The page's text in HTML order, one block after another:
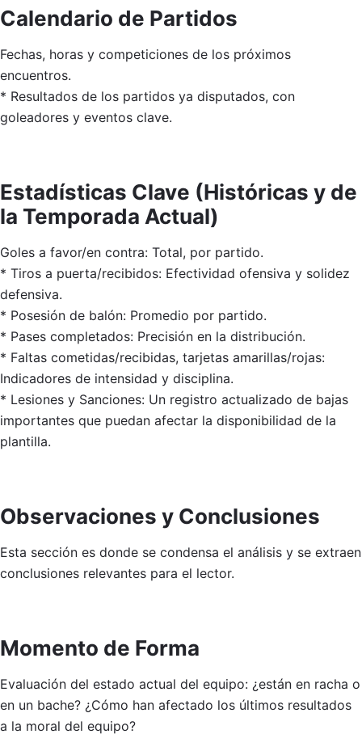
Calendario de Partidos
Fechas, horas y competiciones de los próximos
encuentros.
* Resultados de los partidos ya disputados, con
goleadores y eventos clave.
Estadísticas Clave (Históricas y de
la Temporada Actual)
Goles a favor/en contra: Total, por partido.
* Tiros a puerta/recibidos: Efectividad ofensiva y solidez
defensiva.
* Posesión de balón: Promedio por partido.
* Pases completados: Precisión en la distribución.
* Faltas cometidas/recibidas, tarjetas amarillas/rojas:
Indicadores de intensidad y disciplina.
* Lesiones y Sanciones: Un registro actualizado de bajas
importantes que puedan afectar la disponibilidad de la
plantilla.
Observaciones y Conclusiones
Esta sección es donde se condensa el análisis y se extraen
conclusiones relevantes para el lector.
Momento de Forma
Evaluación del estado actual del equipo: ¿están en racha o
en un bache? ¿Cómo han afectado los últimos resultados
a la moral del equipo?